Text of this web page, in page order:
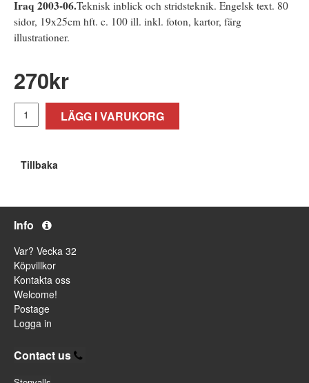
Iraq 2003-06.Teknisk inblick och stridsteknik. Engelsk text. 80
sidor, 19x25cm hft. c. 100 ill. inkl. foton, kartor, färg
illustrationer.
270kr
LÄGG I VARUKORG
Tillbaka
Info
Var? Vecka 32
Köpvillkor
Kontakta oss
Welcome!
Postage
Logga in
Contact us